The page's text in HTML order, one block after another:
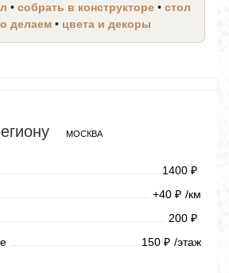
• собрать в конструкторе • стол
делаем • цвета и декоры
МОСКВА
1400 ₽
+40 ₽ /км
200 ₽
150 ₽ /этаж